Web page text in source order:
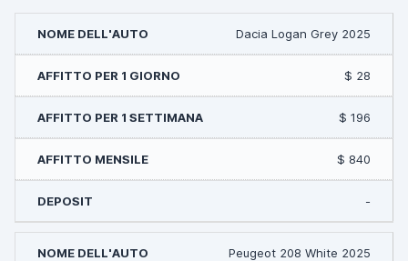
Dacia Logan Grey 2025
$ 28
$ 196
$ 840
-
Peugeot 208 White 2025